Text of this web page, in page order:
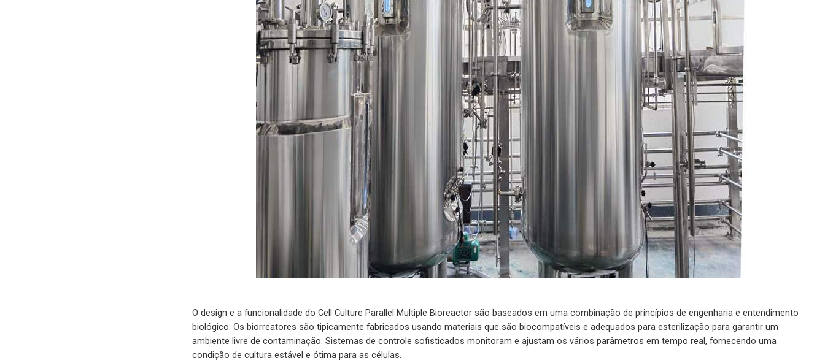
O design e a funcionalidade do Cell Culture Parallel Multiple Bioreactor são baseados em uma combinação de princípios de engenharia e entendimento
biológico. Os biorreatores são tipicamente fabricados usando materiais que são biocompatíveis e adequados para esterilização para garantir um
ambiente livre de contaminação. Sistemas de controle sofisticados monitoram e ajustam os vários parâmetros em tempo real, fornecendo uma
condição de cultura estável e ótima para as células.